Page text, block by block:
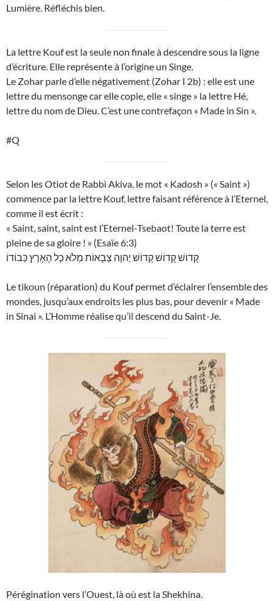
Lumière. Réfléchis bien.
La lettre Kouf est la seule non finale à descendre sous la ligne
d’écriture. Elle représente à l’origine un Singe.
Le Zohar parle d’elle négativement (Zohar I 2b) : elle est une
lettre du mensonge car elle copie, elle « singe » la lettre Hé,
lettre du nom de Dieu. C’est une contrefaçon « Made in Sin ».
#Q
Selon les Otiot de Rabbi Akiva, le mot « Kadosh » (« Saint »)
commence par la lettre Kouf, lettre faisant référence à l’Eternel,
comme il est écrit :
« Saint, saint, saint est l’Eternel-Tsebaot! Toute la terre est
pleine de sa gloire ! » (Esaïe 6:3)
קָדוֹשׁ קָדוֹשׁ קָדוֹשׁ יְהוָה צְבָאוֹת מְלֹא כָל הָאָרֶץ כְּבוֹדוֹ
Le tikoun (réparation) du Kouf permet d’éclairer l’ensemble des
mondes, jusqu’aux endroits les plus bas, pour devenir « Made
in Sinai ». L’Homme réalise qu’il descend du Saint-Je.
Pérégination vers l’Ouest, là où est la Shekhina.